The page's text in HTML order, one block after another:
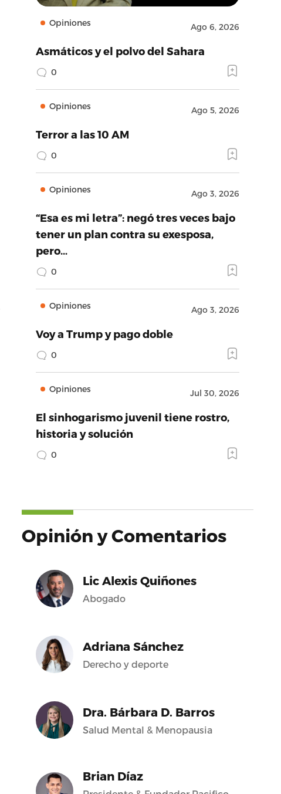
Opiniones Ago 6, 2026
Asmáticos y el polvo del Sahara
0
Opiniones Ago 5, 2026
Terror a las 10 AM
0
Opiniones Ago 3, 2026
“Esa es mi letra”: negó tres veces bajo
tener un plan contra su exesposa,
pero…
0
Opiniones Ago 3, 2026
Voy a Trump y pago doble
0
Opiniones Jul 30, 2026
El sinhogarismo juvenil tiene rostro,
historia y solución
0
Opinión y Comentarios
Lic Alexis Quiñones
Abogado
Adriana Sánchez
Derecho y deporte
Dra. Bárbara D. Barros
Salud Mental & Menopausia
Brian Díaz